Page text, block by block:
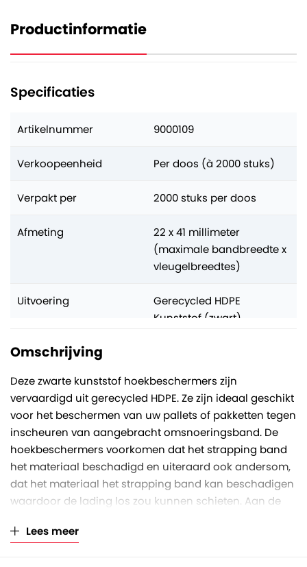
Productinformatie
Specificaties
Artikelnummer 9000109
Verkoopeenheid Per doos (à 2000 stuks)
Verpakt per 2000 stuks per doos
Afmeting
22 x 41 millimeter
(maximale bandbreedte x
vleugelbreedtes)
Uitvoering
Gerecycled HDPE
Kunststof (zwart)
Omschrijving
Deze zwarte kunststof hoekbeschermers zijn
vervaardigd uit gerecycled HDPE. Ze zijn ideaal geschikt
voor het beschermen van uw pallets of pakketten tegen
inscheuren van aangebracht omsnoeringsband. De
hoekbeschermers voorkomen dat het strapping band
het materiaal beschadigd en uiteraard ook andersom,
dat het materiaal het strapping band kan beschadigen
waardoor de lading los zou kunnen schieten. Aan de
strapping band niet weg kan schuiven van de
Lees meer